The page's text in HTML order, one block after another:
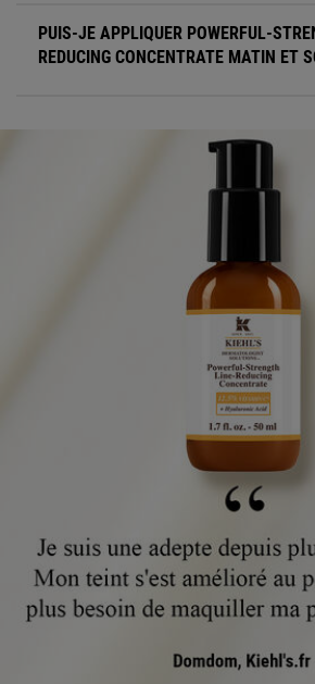
PUIS-JE APPLIQUER POWERFUL-
REDUCING CONCENTRATE MATIN ET